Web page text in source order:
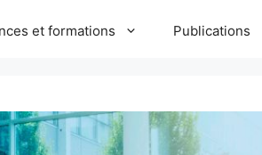
et formations Publications